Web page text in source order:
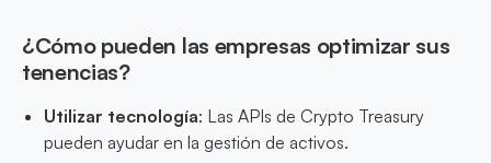
¿Cómo pueden las empresas optimizar sus
tenencias?
Utilizar tecnología: Las APIs de Crypto Treasury
pueden ayudar en la gestión de activos.